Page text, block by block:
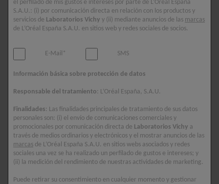
TEXTURA
Crema reparadora rica fundente. Textura
agradable que deja la piel confortable.
de Vichy + Vitaminas B3 y E + Escualano + Lípidos.
SIN Silicona para un toque natural.
Ingredientes clave
el perfilado de mis gustos e intereses por parte de L’Oréal España
S.A.U.: (i) por comunicación directa en relación con los productos y
servicios de Laboratorios Vichy y (ii) mediante anuncios de las marcas
de L’Oréal España S.A.U. en sitios web y redes sociales de socios.
E-Mail* SMS
Información básica sobre protección de datos
Responsable del tratamiento: L’Oréal España, S.A.U.
Finalidades: Las finalidades principales de tratamiento de sus datos
personales son: (i) el envío de comunicaciones comerciales y
promocionales por comunicación directa de Laboratorios Vichy a
través de medios ordinarios y electrónicos y el mostrar anuncios de las
marcas de L’Oréal España S.A.U. en sitios webs asociados y redes
sociales una vez se ha realizado un perfilado de gustos e intereses; y
(ii) la medición del rendimiento de nuestras actividades de marketing.
Puede retirar su consentimiento en cualquier momento y gestionar